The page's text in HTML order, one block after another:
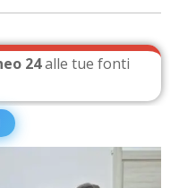
24alle tue fonti